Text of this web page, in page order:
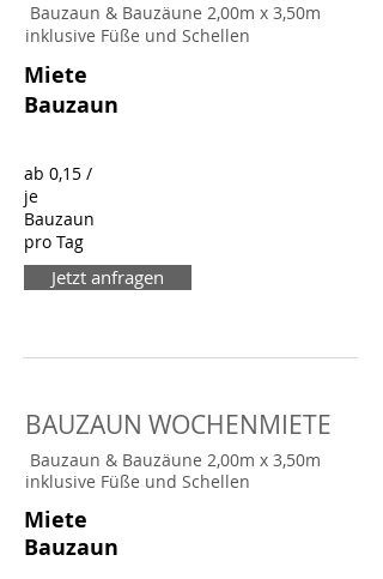
Bauzaun & Bauzäune 2,00m x 3,50m
inklusive Füße und Schellen
Miete
Bauzaun
ab 0,15 /
je
Bauzaun
pro Tag
Jetzt anfragen
BAUZAUN WOCHENMIETE
Bauzaun & Bauzäune 2,00m x 3,50m
inklusive Füße und Schellen
Miete
Bauzaun